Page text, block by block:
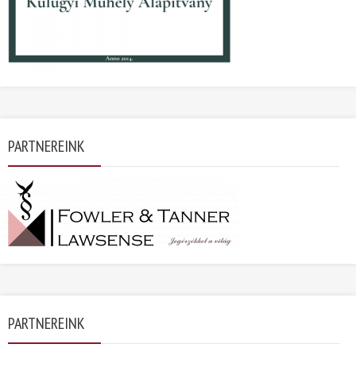
PARTNEREINK
PARTNEREINK